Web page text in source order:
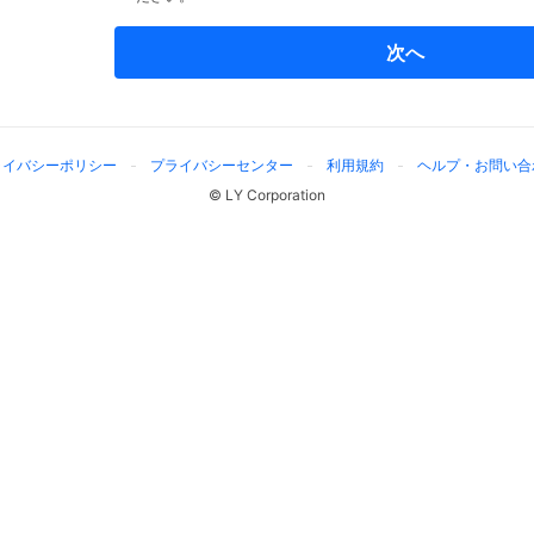
次へ
バシーポリシー プライバシーセンター 利用規約
ヘルプ・お問い
© LY Corporation